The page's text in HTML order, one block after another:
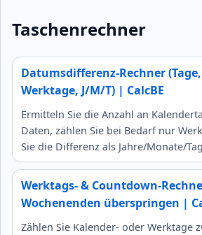
Taschenrechner
Datumsdifferenz-Rechner (Tage,
Werktage, J/M/T) | CalcBE
Ermitteln Sie die Anzahl an
Daten, zählen Sie bei Bedarf nur
Sie die Differenz als Jahre/Monate/
Werktags- & Countdown-
Wochenenden überspringen |
Zählen Sie Kalender- oder Werktage